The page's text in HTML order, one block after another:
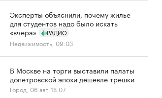
Эксперты объяснили, почему жилье
для студентов надо было искать
«вчера»
РАДИО
Недвижимость, 09:03
В Москве на торги выставили палаты
допетровской эпохи дешевле трешки
Город, 06 авг, 18:07